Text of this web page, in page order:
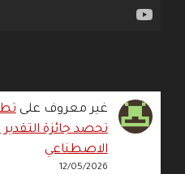
غير معروف على
الاصطناعي
12/05/2026